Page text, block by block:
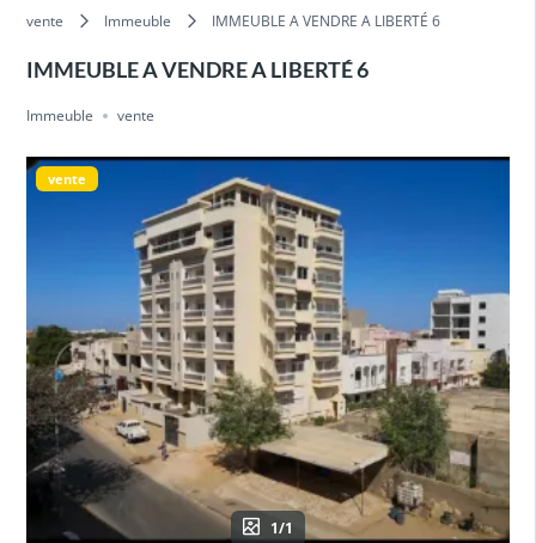
vente Immeuble IMMEUBLE A VENDRE A LIBERTÉ 6
IMMEUBLE A VENDRE A LIBERTÉ 6
Immeuble vente
vente
1/1